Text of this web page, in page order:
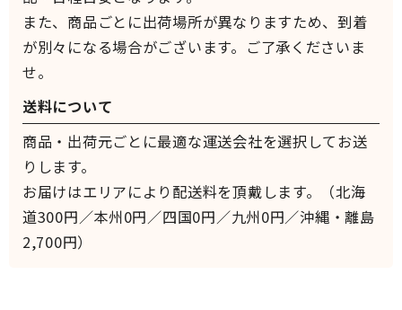
また、商品ごとに出荷場所が異なりますため、到着
が別々になる場合がございます。ご了承くださいま
せ。
送料について
商品・出荷元ごとに最適な運送会社を選択してお送
りします。
お届けはエリアにより配送料を頂戴します。（北海
道300円／本州0円／四国0円／九州0円／沖縄・離島
2,700円）